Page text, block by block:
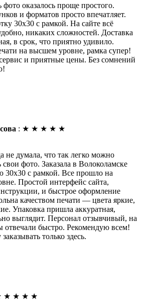
фото оказалось проще простого.
и форматов просто впечатляет.
30х30 с рамкой. На сайте всё
никаких сложностей. Доставка
в срок, что приятно удивило.
на высшем уровне, рамка супер!
и приятные цены. Без сомнений
: ★ ★ ★ ★ ★
не думала, что так легко можно
свои фото. Заказала в Волоколамске
30х30 с рамкой. Все прошло на
Простой интерфейс сайта,
и быстрое оформление
качеством печати — цвета яркие,
Упаковка пришла аккуратная,
выглядит. Персонал отзывчивый, на
отвечали быстро. Рекомендую всем!
только здесь.
★ ★ ★ ★